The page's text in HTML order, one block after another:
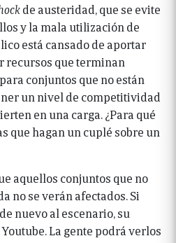
de austeridad, que se evite
y la mala utilización de
está cansado de aportar
recursos que terminan
conjuntos que no están
un nivel de competitividad
en una carga. ¿Para qué
que hagan un cuplé sobre un
aquellos conjuntos que no
no se verán afectados. Si
nuevo al escenario, su
La gente podrá verlos